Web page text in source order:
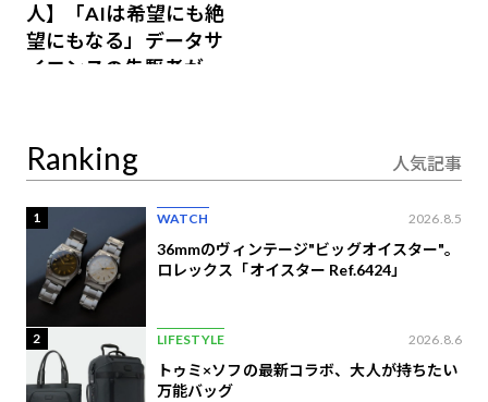
人】「AIは希望にも絶
望にもなる」データサ
イエンスの先駆者が語
Ranking 人気記事
1 WATCH 2026.8.5
36mmのヴィンテージ"ビッグオイスター"。
ロレックス「オイスター Ref.6424」
2 LIFESTYLE 2026.8.6
トゥミ×ソフの最新コラボ、大人が持ちたい
万能バッグ